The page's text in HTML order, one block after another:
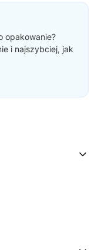
opakowanie?
i najszybciej, jak